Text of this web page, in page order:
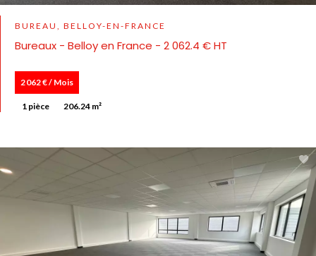
BUREAU, BELLOY-EN-FRANCE
Bureaux - Belloy en France - 2 062.4 € HT
2 062 € / Mois
1 pièce 206.24 m²